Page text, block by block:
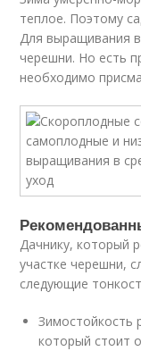
теплое. Поэтому
Для выращивания
черешни. Но есть
необходимо
Дачнику, который
участке черешни,
следующие
Зимостойкость
который стоит